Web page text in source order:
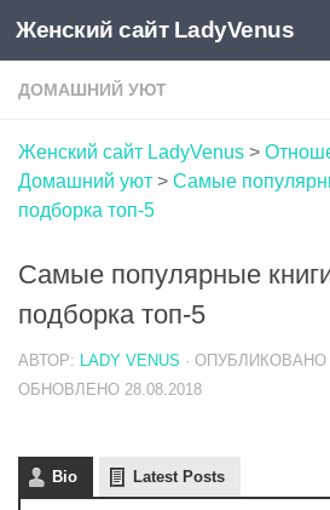
Skip to content
Женский сайт LadyVenus
ДОМАШНИЙ УЮТ
Женский сайт LadyVenus >
Домашний уют > Самые
подборка топ-5
Самые популярные
подборка топ-5
АВТОР: LADY VENUS · ОПУБЛИКОВАНО
ОБНОВЛЕНО 28.08.2018
Bio Latest Posts